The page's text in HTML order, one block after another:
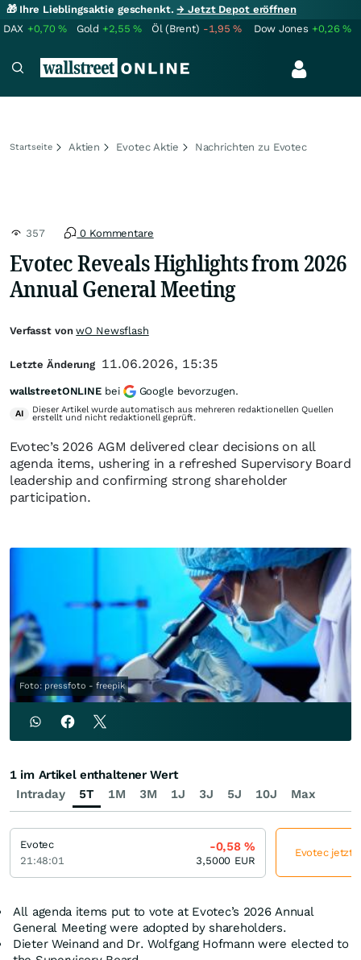
🎁 Ihre Lieblingsaktie geschenkt.→ Jetzt Depot eröffnen
DAX +0,70% Gold +2,55% Öl (Brent) -1,95% Dow Jones +0,26%
Startseite Aktien Evotec Aktie Nachrichten zu Evotec
357 0 Kommentare
Evotec Reveals Highlights from 2026
Annual General Meeting
Evotec’s 2026 AGM delivered clear decisions on all
agenda items, ushering in a refreshed Supervisory Board
leadership and confirming strong shareholder
participation.
Foto: pressfoto - freepik
All agenda items put to vote at Evotec’s 2026 Annual
General Meeting were adopted by shareholders.
Dieter Weinand and Dr. Wolfgang Hofmann were elected to
Verfasst vonwO Newsflash
Letzte Änderung 11.06.2026, 15:35
wallstreetONLINE bei Google bevorzugen.
AI Dieser Artikel wurde automatisch aus mehreren redaktionellen Quellen
erstellt und nicht redaktionell geprüft.
Intraday 5T 1M 3M 1J 3J 5J 10J Max
1 im Artikel enthaltener Wert
Evotec
21:48:01
-0,58%
3,5000 EUR
Evotec jetzt